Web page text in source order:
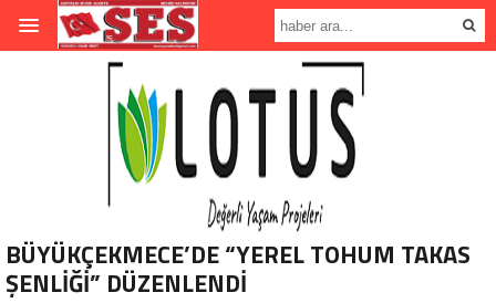
BÜYÜKÇEKMECE’DE “YEREL TOHUM TAKAS
ŞENLİĞİ” DÜZENLENDİ